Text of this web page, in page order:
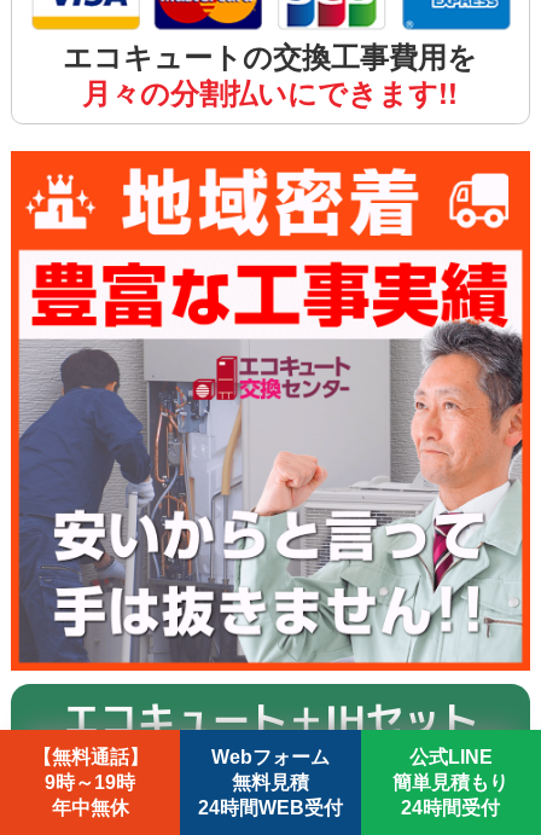
エコキュートの交換工事費用を
月々の分割払いにできます!!
エコキュート＋IHセット
【CHP-37AZ1＋CS-G321MS】
【無料通話】
9時～19時
年中無休
Webフォーム
無料見積
24時間WEB受付
公式LINE
簡単見積もり
24時間受付